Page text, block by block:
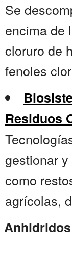
Se
encima de
cloruro de
fenoles
Residuos
gestionar
como
agrícolas,